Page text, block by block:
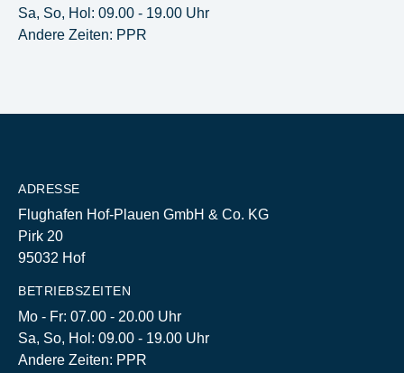
Sa, So, Hol: 09.00 - 19.00 Uhr
Andere Zeiten: PPR
ADRESSE
Flughafen Hof-Plauen GmbH & Co. KG
Pirk 20
95032 Hof
BETRIEBSZEITEN
Mo - Fr: 07.00 - 20.00 Uhr
Sa, So, Hol: 09.00 - 19.00 Uhr
Andere Zeiten: PPR